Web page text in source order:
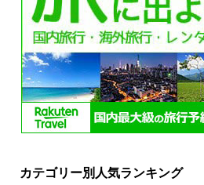
カテゴリー別人気ランキング